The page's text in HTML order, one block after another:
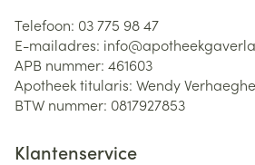
Telefoon: 03 775 98 47
E-mailadres: info@
APB nummer: 461603
Apotheek titularis: Wendy Verhaeghe
BTW nummer: 0817927853
Klantenservice